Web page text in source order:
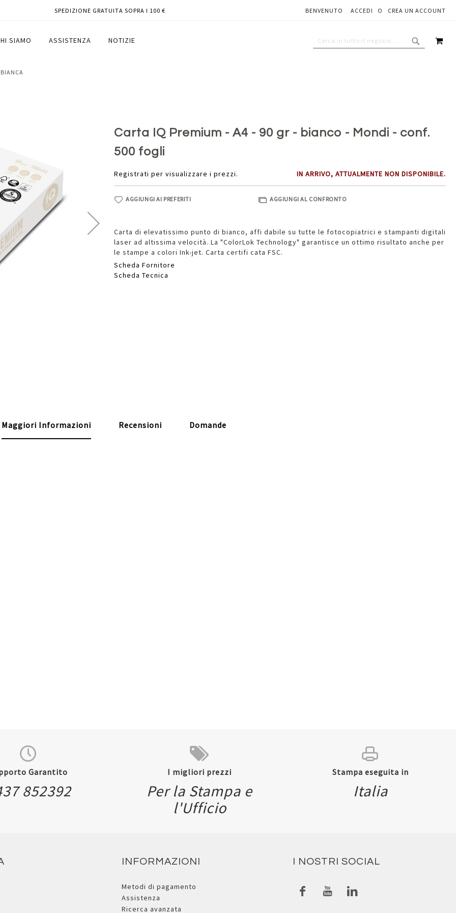
BENVENUTO ACCEDI CREA UN ACCOUNT
SPEDIZIONE GRATUITA SOPRA I 100 €
SIAMO ASSISTENZA NOTIZIE
BIANCA
Carta IQ Premium - A4 - 90 gr - bianco - Mondi - conf.
500 fogli
Registrati per visualizzare i prezzi. IN ARRIVO, ATTUALMENTE NON DISPONIBILE.
AGGIUNGI AI PREFERITI AGGIUNGI AL CONFRONTO
Carta di elevatissimo punto di bianco, affi dabile su tutte le fotocopiatrici e stampanti digitali
laser ad altissima velocità. La "ColorLok Technology" garantisce un ottimo risultato anche per
le stampe a colori Ink-jet. Carta certifi cata FSC.
Scheda Fornitore
Scheda Tecnica
Maggiori Informazioni Recensioni Domande
Garantito
852392
I migliori prezzi
Per la Stampa e
l'Ufficio
Stampa eseguita in
Italia
INFORMAZIONI
Metodi di pagamento
Assistenza
Ricerca avanzata
I NOSTRI SOCIAL